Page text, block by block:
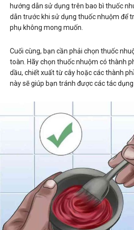
hướng dẫn sử dụng trên bao bì thuốc
dẫn trước khi sử dụng thuốc nhuộm để
phụ không mong muốn.
Cuối cùng, bạn cần phải chọn thuốc
toàn. Hãy chọn thuốc nhuộm có thành
dầu, chiết xuất từ cây hoặc các thành
này sẽ giúp bạn tránh được các tác